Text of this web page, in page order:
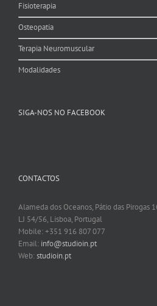
Fisioterapia
Osteopatia
Terapia Neuromuscular
Modalidades
SIGA-NOS NO FACEBOOK
CONTACTOS
Alameda dos Oceanos, Pátio das Pirogas
LJ 54/56, Lisboa, Portugal
Mobile: +351 916 807 077
Email: info@studioin.pt
Web:studioin.pt